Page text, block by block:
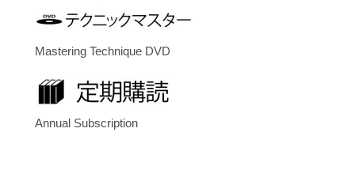
Mastering Technique DVD
Annual Subscription